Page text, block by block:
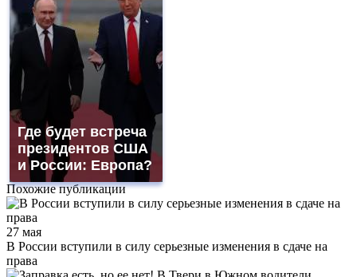
Где будет встреча
президентов США
и России: Европа?
Похожие публикации
27 мая
В России вступили в силу серьезные изменения в сдаче на
права